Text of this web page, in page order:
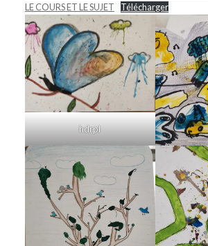
LE COURS ET LE SUJET Télécharger
hdrpl